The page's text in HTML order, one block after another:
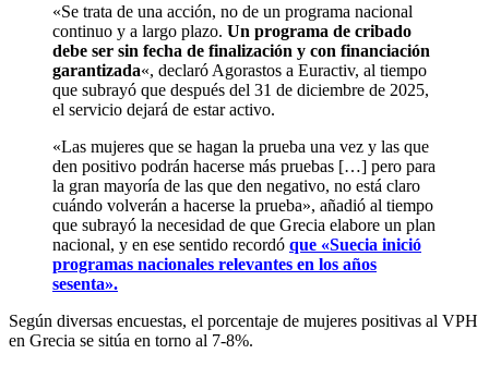
«Se trata de una acción, no de un programa nacional
continuo y a largo plazo. Un programa de cribado
debe ser sin fecha de finalización y con financiación
garantizada«, declaró Agorastos a Euractiv, al tiempo
que subrayó que después del 31 de diciembre de 2025,
el servicio dejará de estar activo.
«Las mujeres que se hagan la prueba una vez y las que
den positivo podrán hacerse más pruebas […] pero para
la gran mayoría de las que den negativo, no está claro
cuándo volverán a hacerse la prueba», añadió al tiempo
que subrayó la necesidad de que Grecia elabore un plan
nacional, y en ese sentido recordó que «Suecia inició
programas nacionales relevantes en los años
sesenta».
Según diversas encuestas, el porcentaje de mujeres positivas al VPH
en Grecia se sitúa en torno al 7-8%.